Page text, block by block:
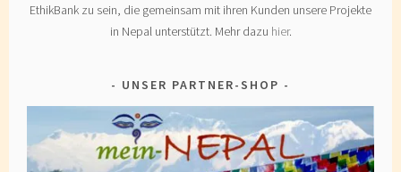
EthikBank zu sein, die gemeinsam mit ihren Kunden unsere Projekte
in Nepal unterstützt. Mehr dazu hier.
UNSER PARTNER-SHOP